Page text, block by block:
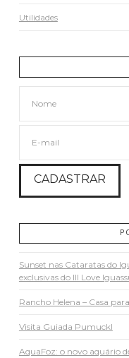
Utilidades
Sunset nas Cataratas do
exclusivas do III Love
Rancho Helena – Casa
Visita Guiada Pumuckl
AquaFoz: o novo aquário